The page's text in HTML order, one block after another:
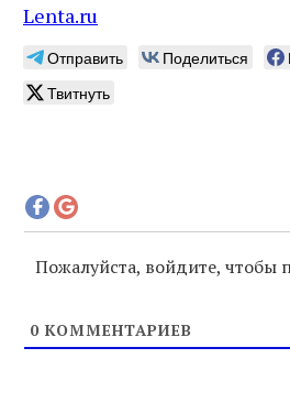
Lenta.ru
Отправить Поделиться
Твитнуть
Пожалуйста, войдите, чтобы
0 КОММЕНТАРИЕВ